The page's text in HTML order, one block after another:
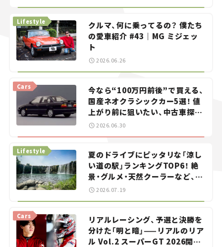
クルマ、何に乗ってるの？ 僕たち
の愛車紹介 #43｜MG ミジェッ
ト
Lifestyle
2026.06.26
今なら“100万円前後”で買える、
国産ネオクラシックカー5選！ 値
上がり前に狙いたい、中古車探し
をお手伝い――ちょっとイケてるマ
Cars
2026.06.30
夏のドライブにピッタリな「涼し
い道の駅」ランキングTOP6！ 絶
景・グルメ・天然クーラーなど、避
暑におすすめのスポットを紹介
【道の駅マニアの推し駅ガイド】
Lifestyle
2026.07.19
リアルレーシング、予選と決勝を
分けた「明と暗」——リアルのリア
ル Vol.2 スーパーGT 2026開幕
Cars